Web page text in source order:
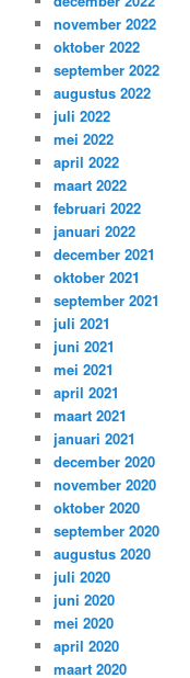
november 2022
oktober 2022
september 2022
augustus 2022
juli 2022
mei 2022
april 2022
maart 2022
februari 2022
januari 2022
december 2021
oktober 2021
september 2021
juli 2021
juni 2021
mei 2021
april 2021
maart 2021
januari 2021
december 2020
november 2020
oktober 2020
september 2020
augustus 2020
juli 2020
juni 2020
mei 2020
april 2020
maart 2020